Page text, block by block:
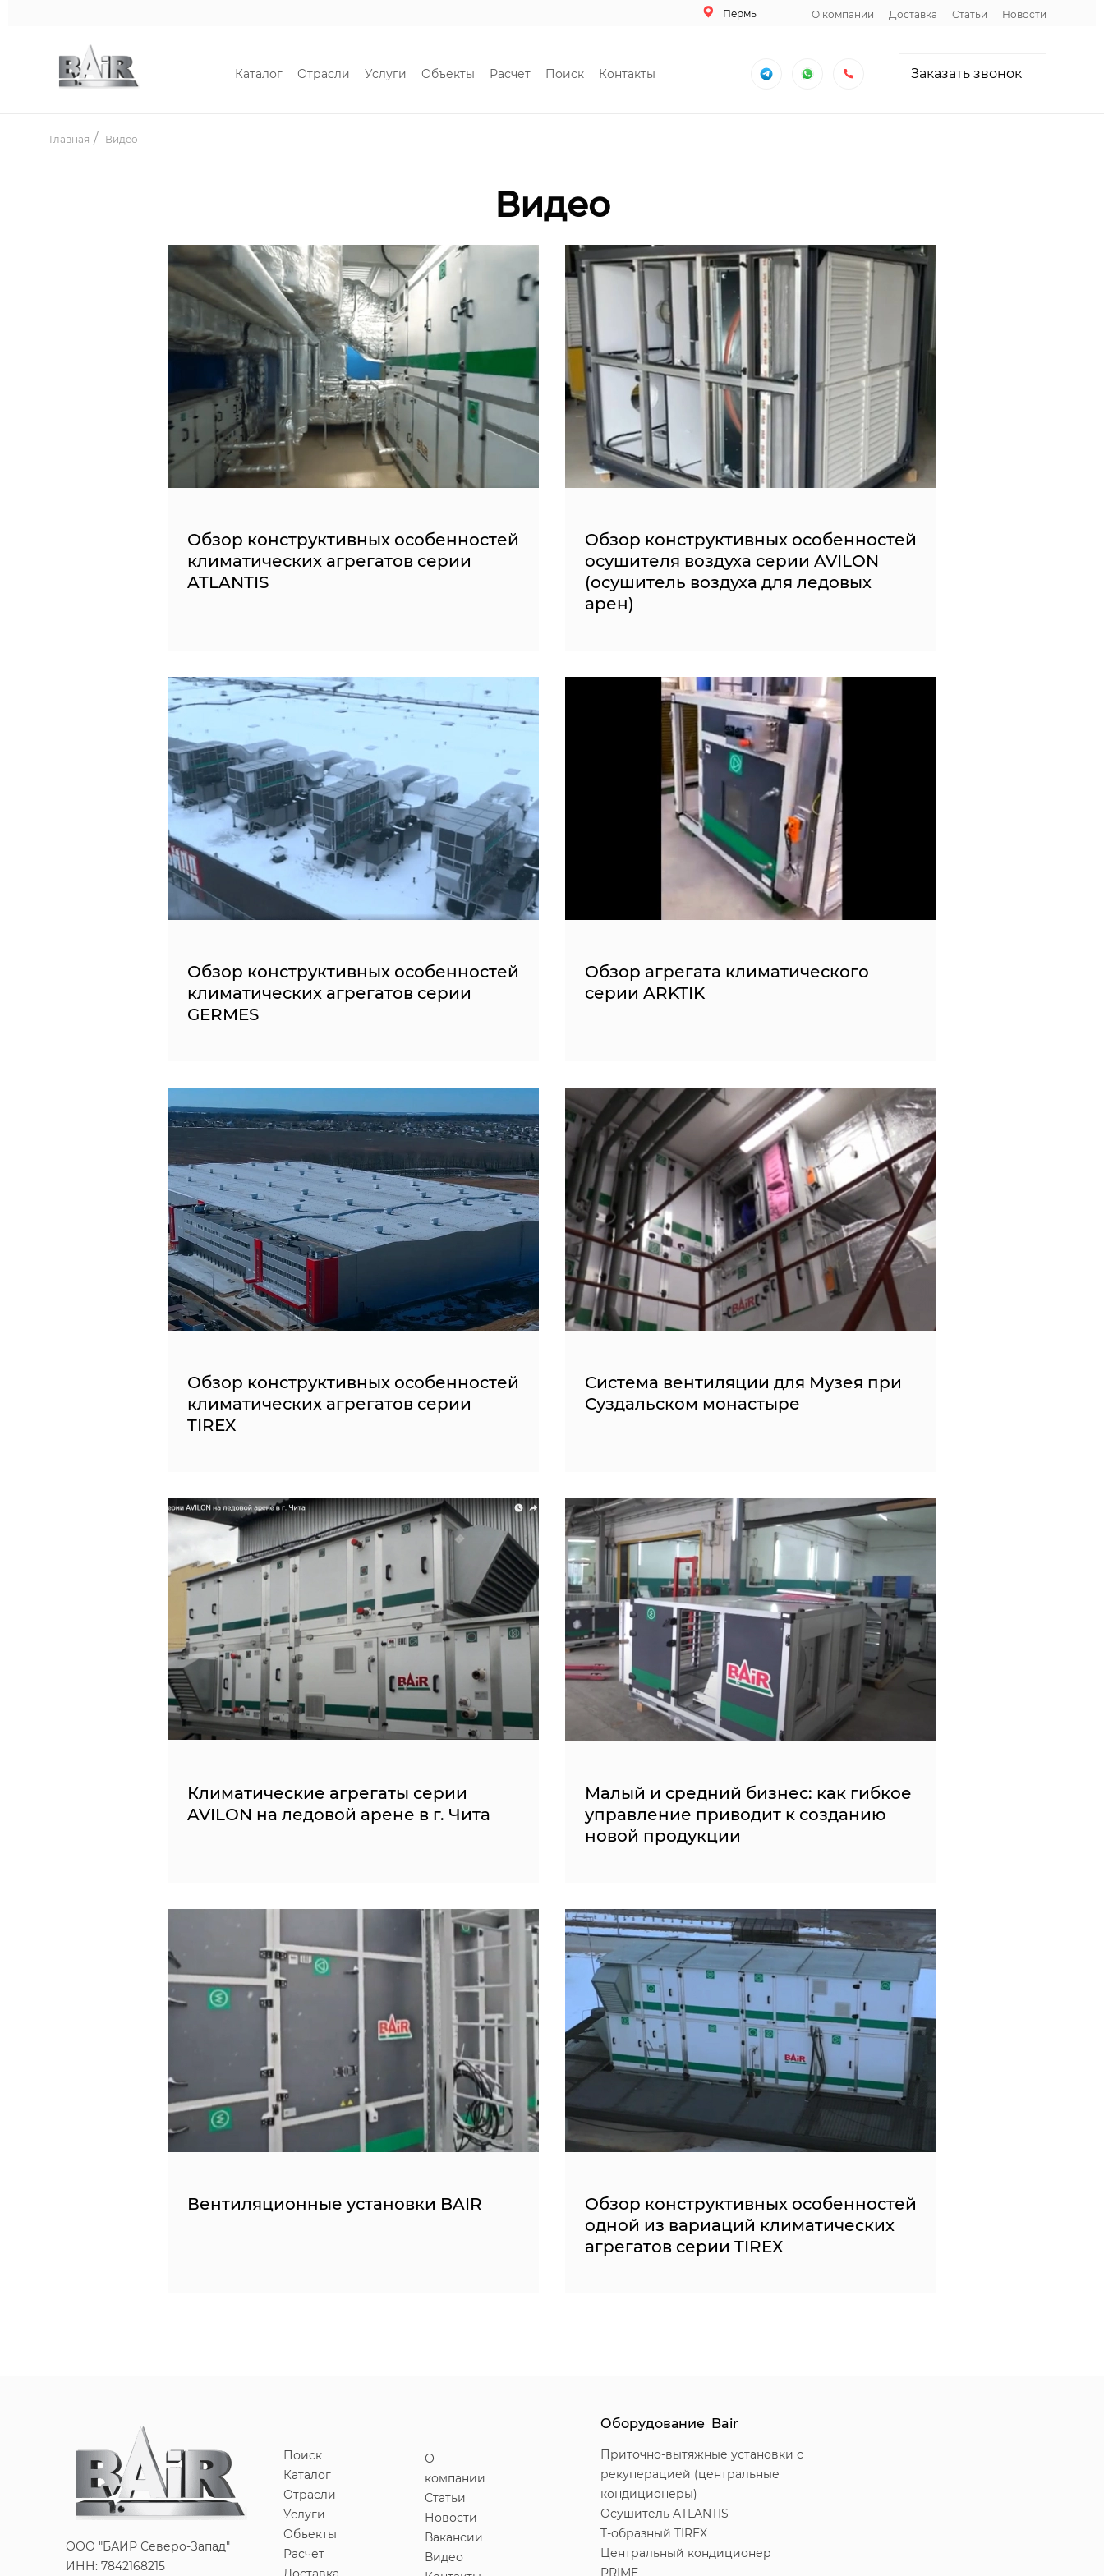
О компании Доставка Статьи Новости
Пермь
Каталог Отрасли Услуги Объекты Расчет Поиск Контакты Заказать звонок
Главная Видео
Видео
Обзор конструктивных особенностей
климатических агрегатов серии
ATLANTIS
Обзор конструктивных особенностей
осушителя воздуха серии AVILON
(осушитель воздуха для ледовых
арен)
Обзор конструктивных особенностей
климатических агрегатов серии
GERMES
Обзор агрегата климатического
серии ARKTIK
Обзор конструктивных особенностей
климатических агрегатов серии
TIREX
Система вентиляции для Музея при
Суздальском монастыре
Климатические агрегаты серии
AVILON на ледовой арене в г. Чита
Малый и средний бизнес: как гибкое
управление приводит к созданию
новой продукции
Вентиляционные установки BAIR
Обзор конструктивных особенностей
одной из вариаций климатических
агрегатов серии TIREX
ООО "БАИР Северо-Запад"
ИНН: 7842168215
Поиск
Каталог
Отрасли
Услуги
Объекты
Расчет
О
компании
Статьи
Новости
Вакансии
Видео
Оборудование Bair
Приточно-вытяжные установки с
рекуперацией (центральные
кондиционеры)
Осушитель ATLANTIS
T-образный TIREX
Центральный кондиционер
PRIME